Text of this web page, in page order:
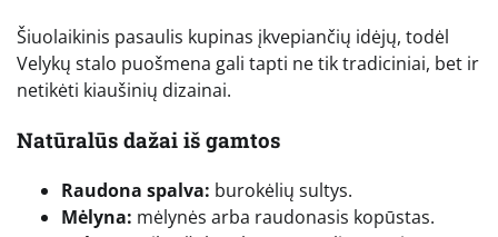
Šiuolaikinis pasaulis kupinas įkvepiančių idėjų, todėl
Velykų stalo puošmena gali tapti ne tik tradiciniai, bet ir
netikėti kiaušinių dizainai.
Natūralūs dažai iš gamtos
Raudona spalva: burokėlių sultys.
Mėlyna: mėlynės arba raudonasis kopūstas.